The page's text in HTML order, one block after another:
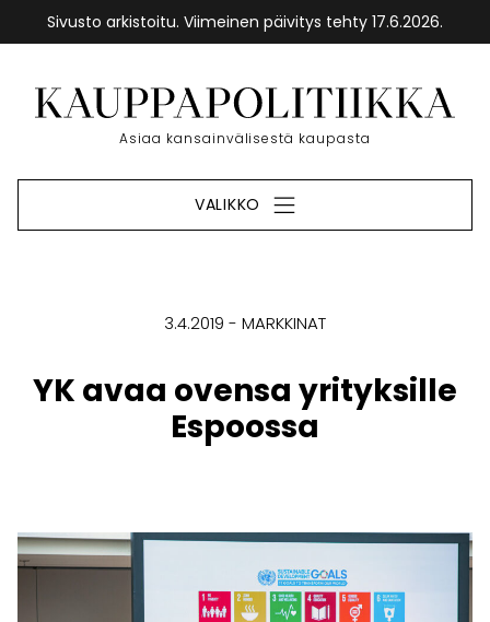
Sivusto arkistoitu. Viimeinen päivitys tehty 17.6.2026.
sisältöön
Etusivu
Asiaa kansainvälisestä kaupasta
VALIKKO
3.4.2019 MARKKINAT
YK avaa ovensa yrityksille
Espoossa